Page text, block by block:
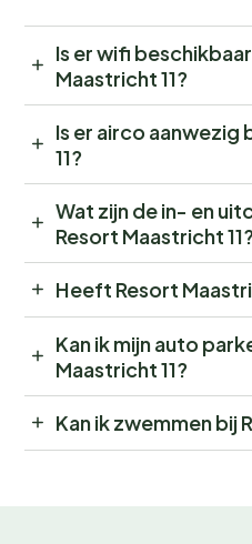
Is er wifi
Maastricht 11?
Is er airco aanwezig
11?
Wat zijn de in- en
Resort Maastricht 11?
Heeft Resort
Kan ik mijn auto
Maastricht 11?
Kan ik zwemmen bij